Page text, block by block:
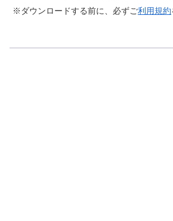
※ダウンロードする前に、必ずご利用規約